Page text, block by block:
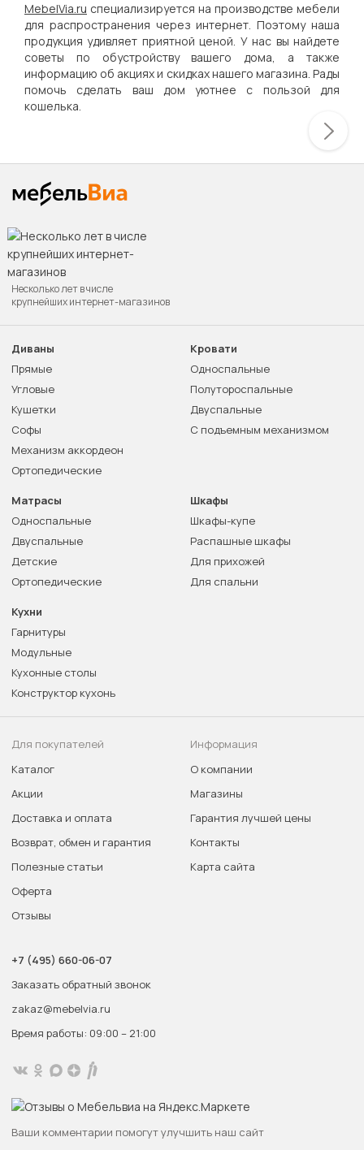
MebelVia.ru специализируется на производстве мебели
для распространения через интернет. Поэтому наша
продукция удивляет приятной ценой. У нас вы найдете
советы по обустройству вашего дома, а также
информацию об акциях и скидках нашего магазина. Рады
помочь сделать ваш дом уютнее с пользой для
кошелька.
Несколько лет в числе
крупнейших интернет-магазинов
Диваны
Прямые
Угловые
Кушетки
Софы
Механизм аккордеон
Ортопедические
Кровати
Односпальные
Полутороспальные
Двуспальные
С подъемным механизмом
Матрасы
Односпальные
Двуспальные
Детские
Ортопедические
Шкафы
Шкафы-купе
Распашные шкафы
Для прихожей
Для спальни
Кухни
Гарнитуры
Модульные
Кухонные столы
Конструктор кухонь
Для покупателей
Каталог
Акции
Доставка и оплата
Возврат, обмен и гарантия
Полезные статьи
Оферта
Отзывы
Информация
О компании
Магазины
Гарантия лучшей цены
Контакты
Карта сайта
+7 (495) 660-06-07
Заказать обратный звонок
zakaz@mebelvia.ru
Время работы: 09:00 – 21:00
Ваши комментарии помогут улучшить наш сайт